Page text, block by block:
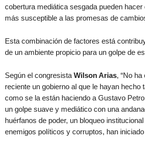
cobertura mediática sesgada pueden hacer
más susceptible a las promesas de
Esta combinación de factores está
de un ambiente propicio para un golpe de
Según el congresista Wilson Arias, “No
reciente un gobierno al que le hayan hecho
como se la están haciendo a Gustavo
un golpe suave y mediático con una
huérfanos de poder, un bloqueo
enemigos políticos y corruptos, han